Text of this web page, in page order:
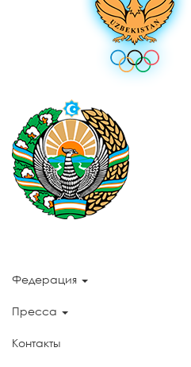
Федерация
Пресса
Контакты